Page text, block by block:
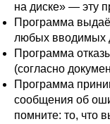
на диске» — эту
Программа
любых вводимых
Программа
(согласно
Программа
сообщения об
помните: то, что